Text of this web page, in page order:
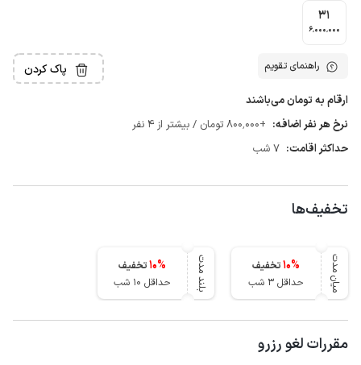
31
6٬000٬000
راهنمای تقویم پاک کردن
ارقام به تومان می‌باشند
نرخ هر نفر اضافه: +800٬000 تومان / بیشتر از 4 نفر
حداکثر اقامت: 7 شب
تخفیف‌ها
میان مدت 10%
تخفیف
حداقل 3 شب
بلند مدت 10%
تخفیف
حداقل 10 شب
مقررات لغو رزرو